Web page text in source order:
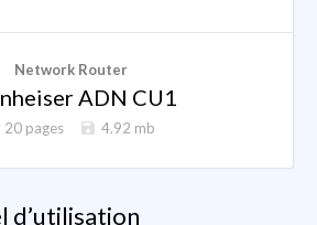
Network Router
ADN CU1
20 pages 4.92 mb
d’utilisation